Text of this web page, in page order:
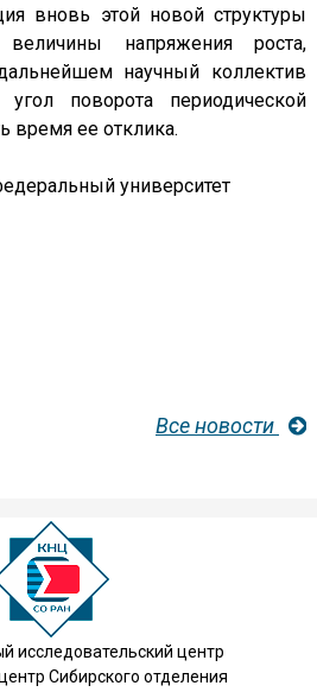
вновь этой новой структуры
напряжения роста,
научный коллектив
угол поворота периодической
время ее отклика.
университет
Все новости
исследовательский центр
Сибирского отделения